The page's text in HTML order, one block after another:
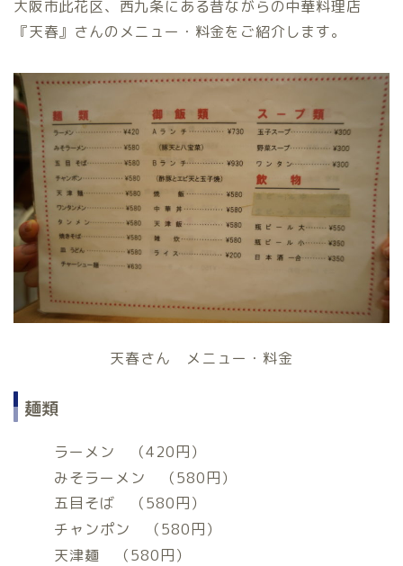
大阪市此花区、西九条にある昔ながらの中華料理店
『天春』さんのメニュー・料金をご紹介します。
天春さん メニュー・料金
麺類
ラーメン （420円）
みそラーメン （580円）
五目そば （580円）
チャンポン （580円）
天津麺 （580円）